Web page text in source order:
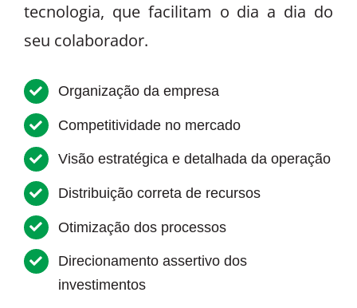
tecnologia, que facilitam o dia a dia do
seu colaborador.
Organização da empresa
Competitividade no mercado
Visão estratégica e detalhada da operação
Distribuição correta de recursos
Otimização dos processos
Direcionamento assertivo dos
investimentos